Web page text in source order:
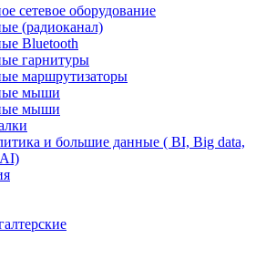
сетевое оборудование
(радиоканал)
Bluetooth
гарнитуры
маршрутизаторы
мыши
мыши
и большие данные ( BI, Big data,